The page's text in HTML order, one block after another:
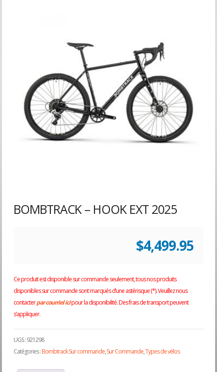
BOMBTRACK – HOOK EXT 2025
$4,499.95
Ce produit est disponible sur commande seulement, tous nos produits
disponibles sur commande sont marqués d’une astérisque (*). Veuillez nous
contacterpar courriel icipour la disponibilité. Des frais de transport peuvent
s’appliquer.
UGS :921298
Catégories :Bombtrack Sur commande,Sur Commande,Types de vélos